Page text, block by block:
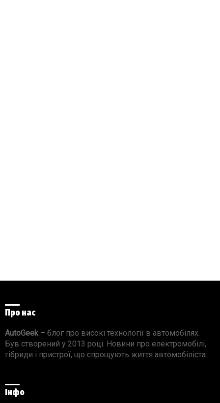
Про нас
AutoGeek– блог про високі технології в автомобілях.
Був створений у 2013 році. Новини про електромобілі,
гібриди і пристрої, що спрощують життя автомобіліста.
Інфо